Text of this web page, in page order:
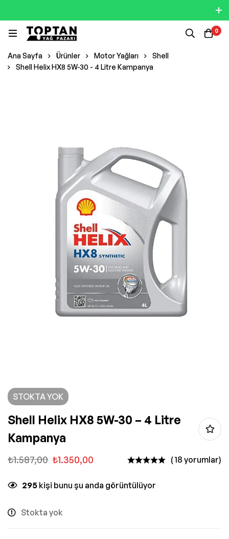
0
Ana Sayfa Ürünler Motor Yağları
Shell
Shell Helix HX8 5W-30 - 4 Litre Kampanya
STOKTA YOK
Shell Helix HX8 5W-30 – 4 Litre
Kampanya
₺1.587,00 ₺1.350,00 ( 18 yorumlar)
295 kişi bunu şu anda görüntülüyor
Stokta yok